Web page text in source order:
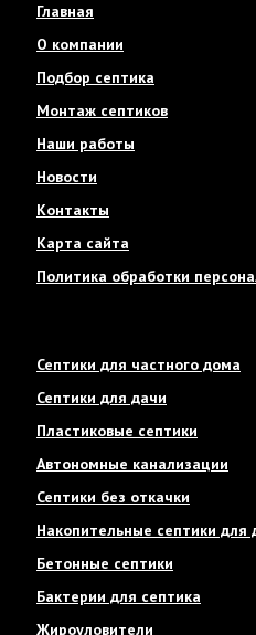
Главная
О компании
Подбор септика
Монтаж септиков
Наши работы
Новости
Контакты
Карта сайта
Политика обработки
Септики для частного дома
Септики для дачи
Пластиковые септики
Автономные канализации
Септики без откачки
Накопительные септики для
Бетонные септики
Бактерии для септика
Жироуловители